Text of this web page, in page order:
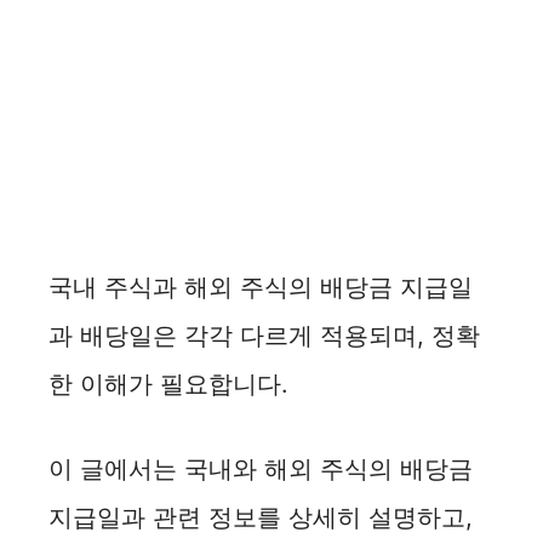
국내 주식과 해외 주식의 배당금 지급일
과 배당일은 각각 다르게 적용되며, 정확
한 이해가 필요합니다.
이 글에서는 국내와 해외 주식의 배당금
지급일과 관련 정보를 상세히 설명하고,